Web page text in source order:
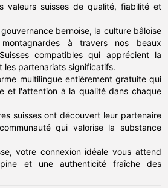
valeurs suisses de qualité, fiabilité et
bernoise, la culture bâloise
à travers nos beaux
compatibles qui apprécient la
les partenariats significatifs.
multilingue entièrement gratuite qui
et l'attention à la qualité dans chaque
suisses ont découvert leur partenaire
qui valorise la substance
votre connexion idéale vous attend
et une authenticité fraîche des